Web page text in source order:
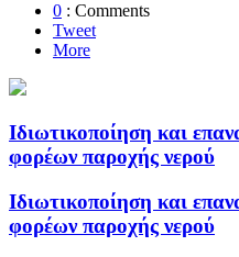
0 : Comments
Tweet
More
Ιδιωτικοποίηση και
φορέων παροχής νερού
Ιδιωτικοποίηση και
φορέων παροχής νερού